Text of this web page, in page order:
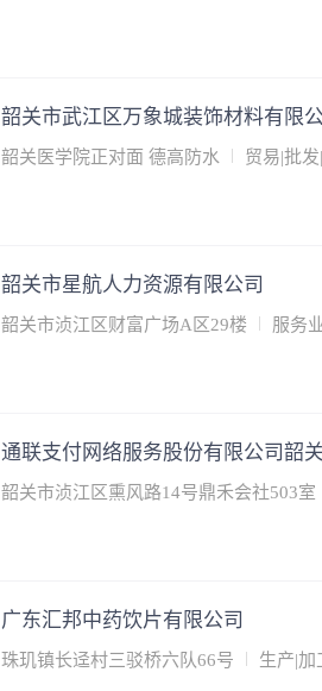
韶关市武江区万象城装饰材料有限
韶关医学院正对面 德高防水 贸易|批
韶关市星航人力资源有限公司
韶关市浈江区财富广场A区29楼 服务
通联支付网络服务股份有限公司韶
韶关市浈江区熏风路14号鼎禾会社503室
广东汇邦中药饮片有限公司
珠玑镇长迳村三驳桥六队66号 生产|加